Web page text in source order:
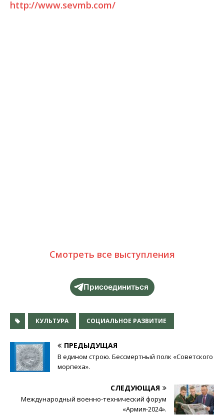
http://www.sevmb.com/
Смотреть все выступления
Присоединиться
КУЛЬТУРА СОЦИАЛЬНОЕ РАЗВИТИЕ
ПРЕДЫДУЩАЯ
В едином строю. Бессмертный полк «Советского
морпеха».
СЛЕДУЮЩАЯ
Международный военно-технический форум
«Армия-2024».